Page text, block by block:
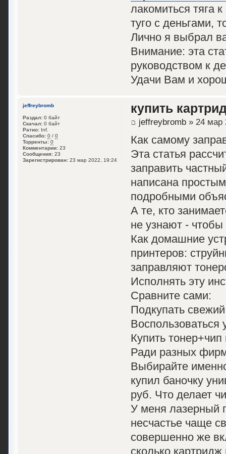
лакомиться тяга
туго с деньгами,
Лично я выбрал
Внимание: эта
руководством к
Удачи Вам и
купить
jeffreybromb» 24 мар
Как самому
Эта статья
заправить
написана
подробными
А те, кто
не узнают -
Как домашние
принтеров:
заправляют
Исполнять эту
Сравните сами:
Подкупать
Воспользоваться
Купить
Ради разных
Выбирайте
купил баночку
руб. Что делает
У меня лазерный
несчастье чаще
совершенно же
сколько
jeffreybromb
Раздал: 0 байт
Скачал: 0 байт
Ратио: Inf.
Спасибо: 0 / 0
Торренты: 0
Комментарии: 23
Сообщения: 23
Зарегистрирован: 23 мар 2022, 19:24